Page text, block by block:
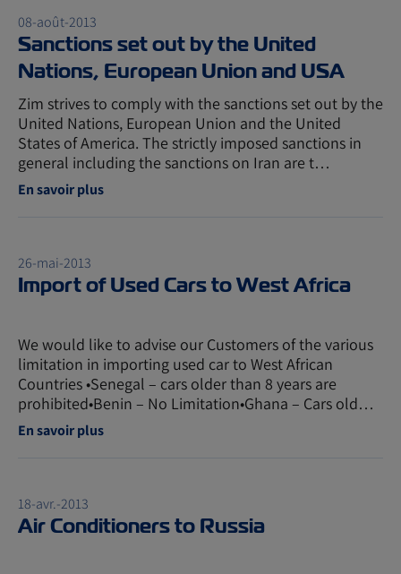
08-août-2013
Sanctions set out by the United
Nations, European Union and USA
Zim strives to comply with the sanctions set out by the
United Nations, European Union and the United
States of America. The strictly imposed sanctions in
general including the sanctions on Iran are t…
En savoir plus
26-mai-2013
Import of Used Cars to West Africa
We would like to advise our Customers of the various
limitation in importing used car to West African
Countries •Senegal – cars older than 8 years are
prohibited•Benin – No Limitation•Ghana – Cars old…
En savoir plus
18-avr.-2013
Air Conditioners to Russia